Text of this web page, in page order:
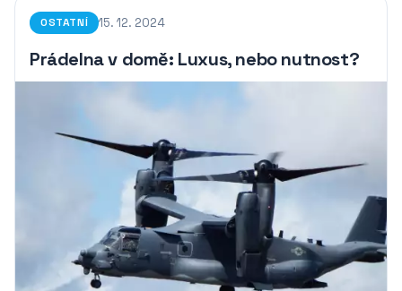
OSTATNÍ 15. 12. 2024
Prádelna v domě: Luxus, nebo nutnost?